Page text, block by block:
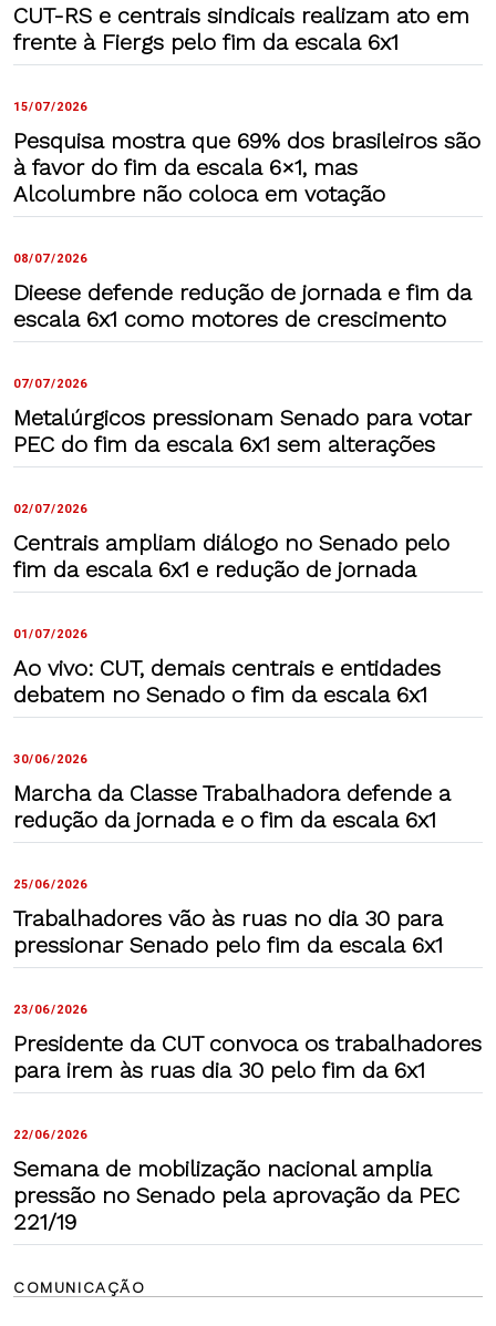
CUT-RS e centrais sindicais realizam ato em
frente à Fiergs pelo fim da escala 6x1
15/07/2026
Pesquisa mostra que 69% dos brasileiros são
à favor do fim da escala 6×1, mas
Alcolumbre não coloca em votação
08/07/2026
Dieese defende redução de jornada e fim da
escala 6x1 como motores de crescimento
07/07/2026
Metalúrgicos pressionam Senado para votar
PEC do fim da escala 6x1 sem alterações
02/07/2026
Centrais ampliam diálogo no Senado pelo
fim da escala 6x1 e redução de jornada
01/07/2026
Ao vivo: CUT, demais centrais e entidades
debatem no Senado o fim da escala 6x1
30/06/2026
Marcha da Classe Trabalhadora defende a
redução da jornada e o fim da escala 6x1
25/06/2026
Trabalhadores vão às ruas no dia 30 para
pressionar Senado pelo fim da escala 6x1
23/06/2026
Presidente da CUT convoca os trabalhadores
para irem às ruas dia 30 pelo fim da 6x1
22/06/2026
Semana de mobilização nacional amplia
pressão no Senado pela aprovação da PEC
221/19
COMUNICAÇÃO